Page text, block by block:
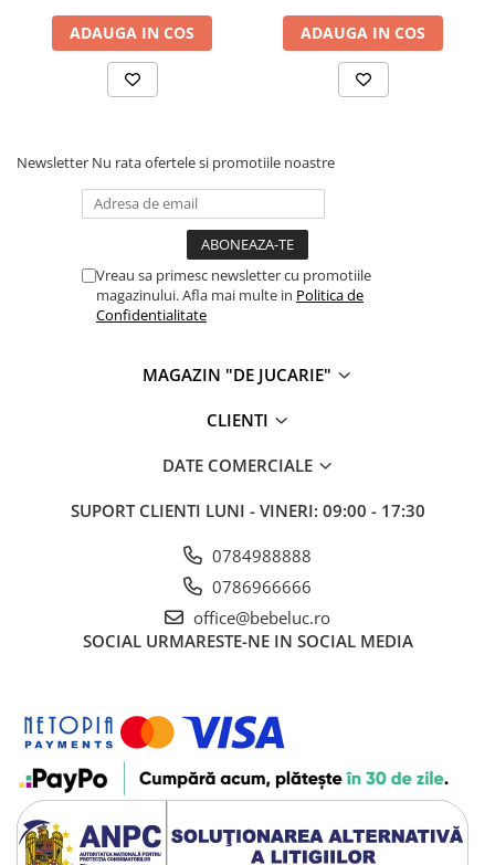
ADAUGA IN COS ADAUGA IN COS
Newsletter Nu rata ofertele si promotiile noastre
Vreau sa primesc newsletter cu promotiile
magazinului. Afla mai multe in Politica de
Confidentialitate
MAGAZIN "DE JUCARIE"
CLIENTI
DATE COMERCIALE
SUPORT CLIENTI LUNI - VINERI: 09:00 - 17:30
0784988888
0786966666
office@bebeluc.ro
SOCIAL URMARESTE-NE IN SOCIAL MEDIA